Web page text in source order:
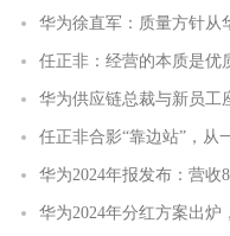
华为徐直军：质量方针从
任正非：经营的本质是优
华为供应链总裁与新员工
任正非合影“靠边站”，从
华为2024年报发布：营收
华为2024年分红方案出炉